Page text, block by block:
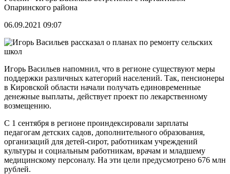
Опаринского района
06.09.2021 09:07
Игорь Васильев напомнил, что в регионе существуют меры
поддержки различных категорий населений. Так, пенсионеры
в Кировской области начали получать единовременные
денежные выплаты, действует проект по лекарственному
возмещению.
С 1 сентября в регионе проиндексировали зарплаты
педагогам детских садов, дополнительного образования,
организаций для детей-сирот, работникам учреждений
культуры и социальным работникам, врачам и младшему
медицинскому персоналу. На эти цели предусмотрено 676 млн
рублей.